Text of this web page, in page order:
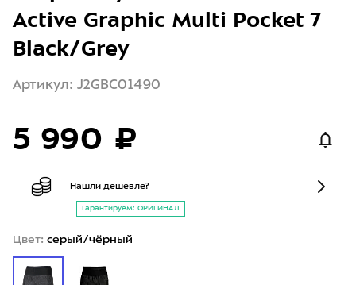
Active Graphic Multi Pocket 7
Black/Grеy
Артикул: J2GBC01490
5 990 ₽
Нашли дешевле?
Гарантируем: ОРИГИНАЛ
Цвет: серый/чёрный